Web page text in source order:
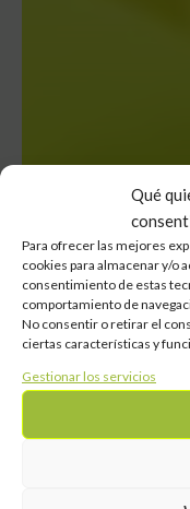
Qué
Para ofrecer las mejores
cookies para almacenar y/o
consentimiento de estas
comportamiento de
No consentir o retirar el
ciertas características y
Gestionar los servicios
calor